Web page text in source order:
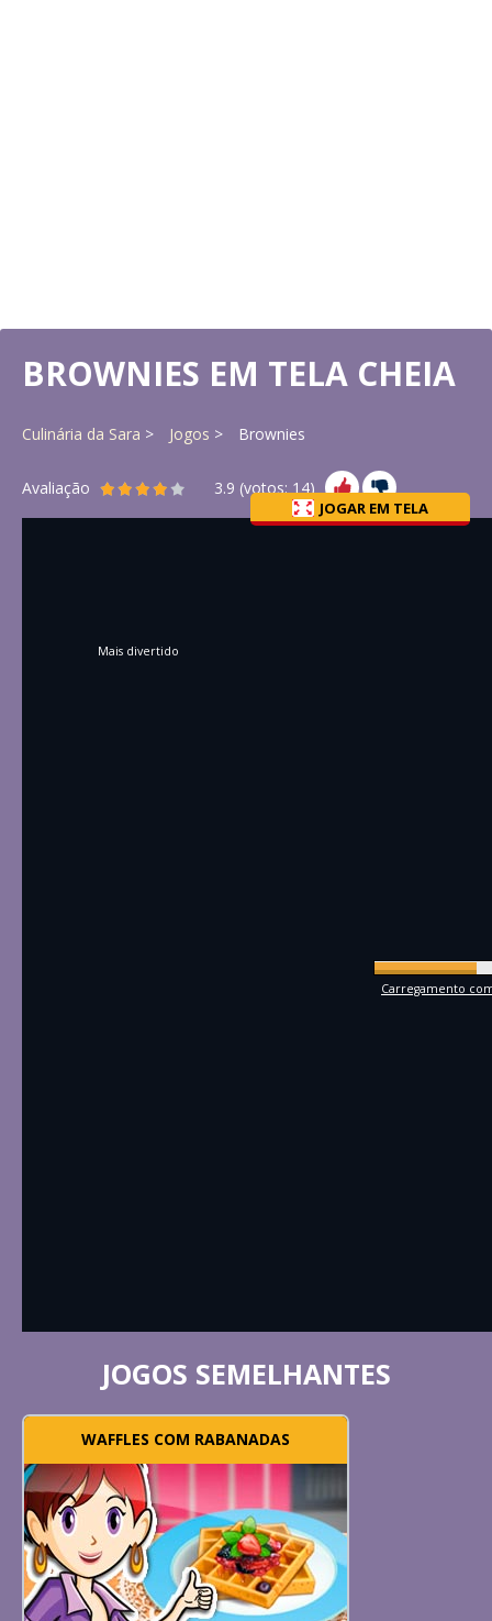
BROWNIES EM TELA CHEIA
Culinária da Sara Jogos Brownies
Avaliação 3.9 (votos:14)
JOGAR EM TELA
Mais divertido
Carregamento
JOGOS SEMELHANTES
WAFFLES COM RABANADAS